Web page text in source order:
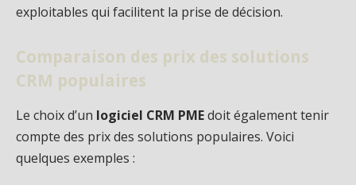
exploitables qui facilitent la prise de décision.
Comparaison des prix des solutions
CRM populaires
Le choix d’un logiciel CRM PMEdoit également tenir
compte des prix des solutions populaires. Voici
quelques exemples :